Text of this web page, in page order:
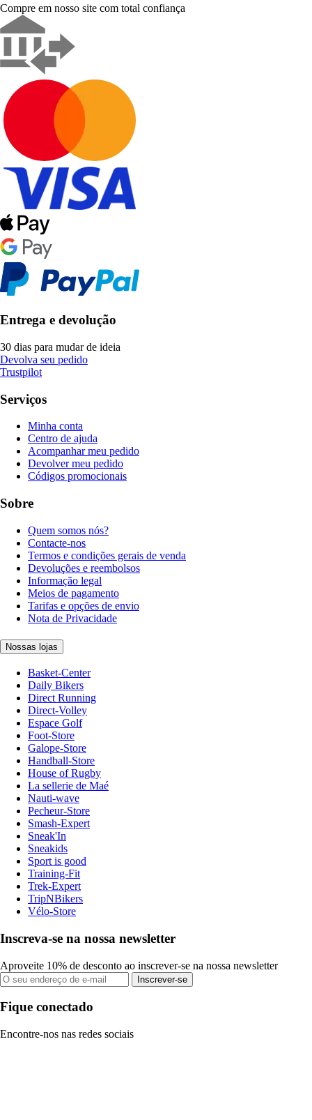
Compre em nosso site com total confiança
Entrega e devolução
30 dias para mudar de ideia
Devolva seu pedido
Trustpilot
Serviços
Minha conta
Centro de ajuda
Acompanhar meu pedido
Devolver meu pedido
Códigos promocionais
Sobre
Quem somos nós?
Contacte-nos
Termos e condições gerais de venda
Devoluções e reembolsos
Informação legal
Meios de pagamento
Tarifas e opções de envio
Nota de Privacidade
Nossas lojas
Basket-Center
Daily Bikers
Direct Running
Direct-Volley
Espace Golf
Foot-Store
Galope-Store
Handball-Store
House of Rugby
La sellerie de Maé
Nauti-wave
Pecheur-Store
Smash-Expert
Sneak'In
Sneakids
Sport is good
Training-Fit
Trek-Expert
TripNBikers
Vélo-Store
Inscreva-se na nossa newsletter
Aproveite 10% de desconto ao inscrever-se na nossa newsletter
Inscrever-se
Fique conectado
Encontre-nos nas redes sociais